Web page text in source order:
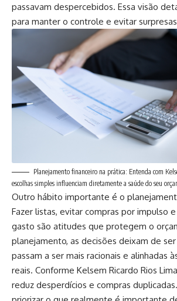
passavam despercebidos. Essa visão
para manter o controle e evitar
Planejamento financeiro na prática: Entenda com
escolhas simples influenciam diretamente a saúde do seu
Outro hábito importante é o
Fazer listas, evitar compras por impulso
gasto são atitudes que protegem o
planejamento, as decisões deixam de
passam a ser mais racionais e alinhadas
reais. Conforme Kelsem Ricardo Rios
reduz desperdícios e compras